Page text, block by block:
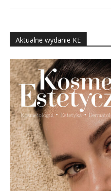
Aktualne wydanie KE